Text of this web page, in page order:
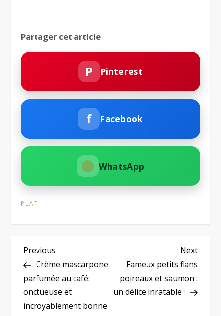
Partager cet article
P Pinterest
f Facebook
WhatsApp
PLAT
N
a
v
Previous
Post
Previous
Crème mascarpone
parfumée au café:
onctueuse et
incroyablement bonne
Next
Post
Next
Fameux petits flans
poireaux et saumon :
un délice inratable !